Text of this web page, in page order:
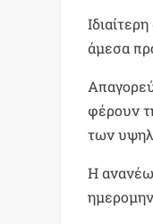
άμεσα
φέρουν
των
Η